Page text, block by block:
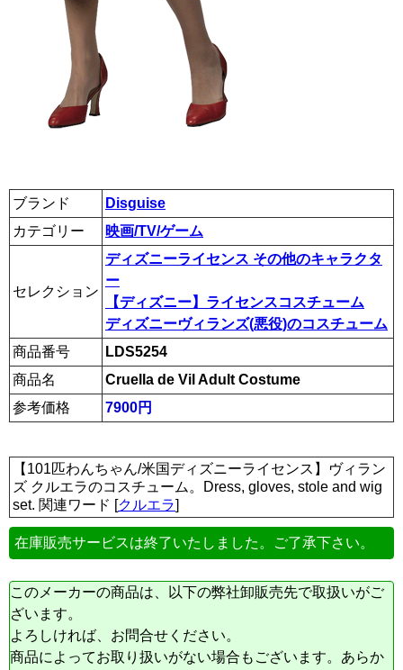
ブランド
Disguise
カテゴリー
映画/TV/ゲーム
セレクション
ディズニーライセンス その他のキャラクタ
ー
【ディズニー】ライセンスコスチューム
ディズニーヴィランズ(悪役)のコスチューム
商品番号
LDS5254
商品名
Cruella de Vil Adult Costume
参考価格
7900円
【101匹わんちゃん/米国ディズニーライセンス】ヴィラン
ズ クルエラのコスチューム。Dress, gloves, stole and wig
set. 関連ワード [クルエラ]
在庫販売サービスは終了いたしました。ご了承下さい。
このメーカーの商品は、以下の弊社卸販売先で取扱いがご
ざいます。
よろしければ、お問合せください。
商品によってお取り扱いがない場合もございます。あらか